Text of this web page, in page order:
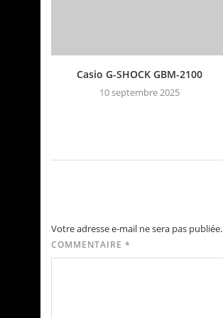
Casio G-SHOCK GBM-2100
10 septembre 2025
Votre adresse e-mail ne sera pas publiée.
COMMENTAIRE *